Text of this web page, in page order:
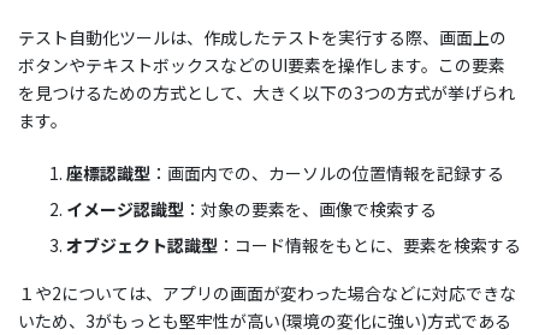
テスト自動化ツールは、作成したテストを実行する際、画面上の
ボタンやテキストボックスなどのUI要素を操作します。この要素
を見つけるための方式として、大きく以下の3つの方式が挙げられ
ます。
座標認識型 ：画面内での、カーソルの位置情報を記録する
イメージ認識型 ：対象の要素を、画像で検索する
オブジェクト認識型 ：コード情報をもとに、要素を検索する
１や2については、アプリの画面が変わった場合などに対応できな
いため、3がもっとも堅牢性が高い(環境の変化に強い)方式である